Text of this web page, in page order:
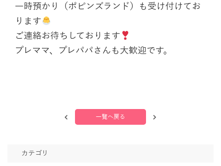
一時預かり（ポピンズランド）も受け付けてお
ります
ご連絡お待ちしております
プレママ、プレパパさんも大歓迎です。
一覧へ戻る
カテゴリ